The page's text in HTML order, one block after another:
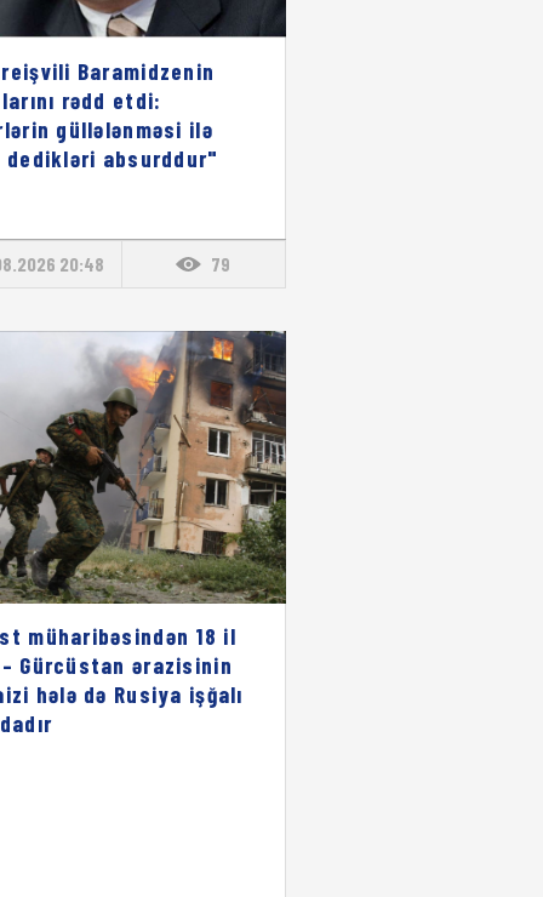
Baramidzenin
rədd etdi:
güllələnməsi ilə
dedikləri absurddur"
20:48 79
müharibəsindən 18 il
Gürcüstan ərazisinin
hələ də Rusiya işğalı